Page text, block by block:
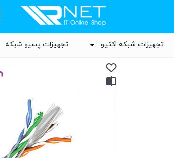
تجهیزات شبکه اکتیو تجهیزات پسیو شبکه